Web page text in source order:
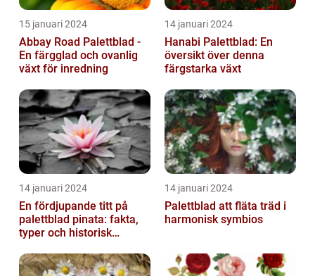
15 januari 2024
Abbay Road Palettblad -
En färgglad och ovanlig
växt för inredning
14 januari 2024
Hanabi Palettblad: En
översikt över denna
färgstarka växt
14 januari 2024
En fördjupande titt på
palettblad pinata: fakta,
typer och historisk
14 januari 2024
Palettblad att fläta träd i
harmonisk symbios